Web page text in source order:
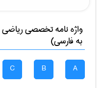
واژه نامه تخصصیرياضی
به فارسی)
A
B
C